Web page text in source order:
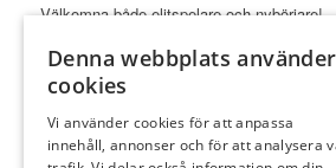
Välkomna både elitspelare och nybörjare!
SNABBLÄNKAR
Denna webbplats använder
cookies
Vi använder cookies för att anpassa
innehåll, annonser och för att analysera